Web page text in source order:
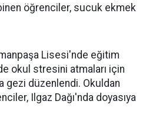
öğrenciler, sucuk ekmek
Lisesi'nde eğitim
okul stresini atmaları için
gezi düzenlendi. Okuldan
Ilgaz Dağı'nda doyasıya